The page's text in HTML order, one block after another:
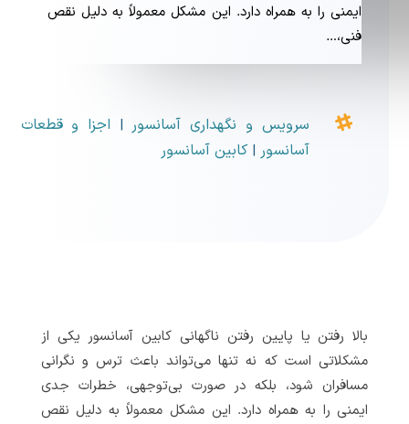
ایمنی را به همراه دارد. این مشکل معمولاً به دلیل نقص
فنی،…
 سرویس و نگهداری آسانسور | اجزا و قطعات
آسانسور |کابین آسانسور
بالا رفتن یا پایین رفتن ناگهانی کابین آسانسور یکی از
مشکلاتی است که نه تنها می‌تواند باعث ترس و نگرانی
مسافران شود، بلکه در صورت بی‌توجهی، خطرات جدی
ایمنی را به همراه دارد. این مشکل معمولاً به دلیل نقص